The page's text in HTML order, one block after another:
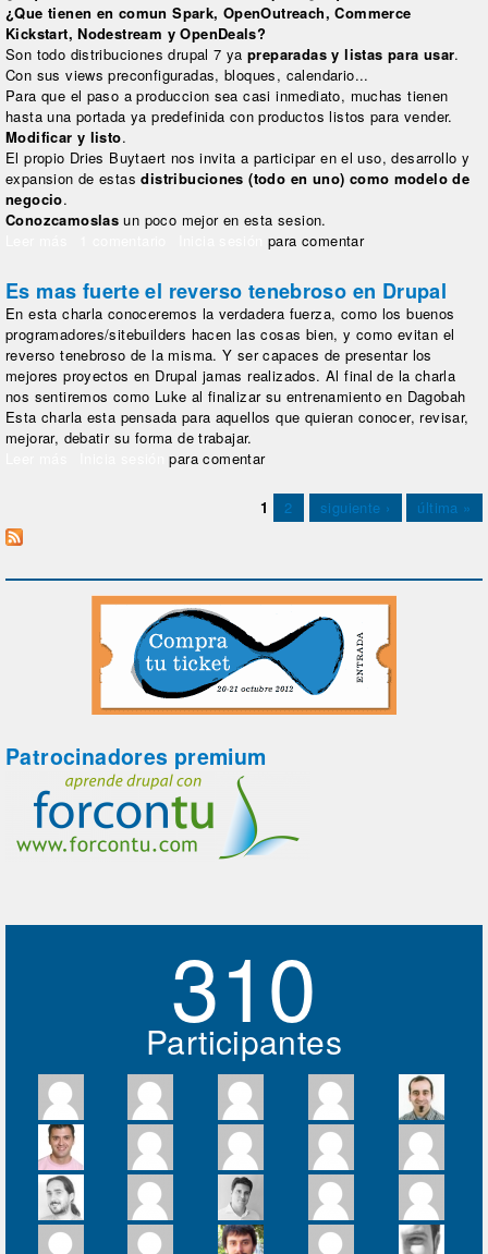
¿Que tienen en comun Spark, OpenOutreach, Commerce
Kickstart, Nodestream y OpenDeals?
Son todo distribuciones drupal 7 yapreparadas y listas para usar.
Con sus views preconfiguradas, bloques, calendario...
Para que el paso a produccion sea casi inmediato, muchas tienen
hasta una portada ya predefinida con productos listos para vender.
Modificar y listo.
El propio Dries Buytaert nos invita a participar en el uso, desarrollo y
expansion de estasdistribuciones (todo en uno) como modelo de
negocio.
Conozcamoslas un poco mejor en esta sesion.
sobre Distribuciones drupal: un mundo de colores y sabores
para comentar
Es mas fuerte el reverso tenebroso en Drupal
En esta charla conoceremos la verdadera fuerza, como los buenos
programadores/sitebuilders hacen las cosas bien, y como evitan el
reverso tenebroso de la misma. Y ser capaces de presentar los
mejores proyectos en Drupal jamas realizados. Al final de la charla
nos sentiremos como Luke al finalizar su entrenamiento en Dagobah
Esta charla esta pensada para aquellos que quieran conocer, revisar,
mejorar, debatir su forma de trabajar.
sobre Es mas fuerte el reverso tenebroso en Drupal
para comentar
1 2 siguiente › última »
Patrocinadores premium
310
Participantes